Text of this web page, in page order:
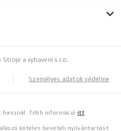
a vybavení s.r.o.
Személyes adatok védelme
használ. Több információitt.
köteles bevételi nyilvántartást